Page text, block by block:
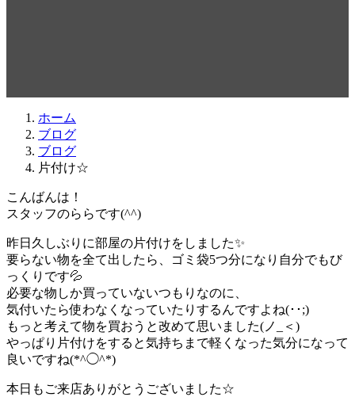
ホーム
ブログ
ブログ
片付け☆
こんばんは！
スタッフのららです(^^)
昨日久しぶりに部屋の片付けをしました✨
要らない物を全て出したら、ゴミ袋5つ分になり自分でもび
っくりです💦
必要な物しか買っていないつもりなのに、
気付いたら使わなくなっていたりするんですよね(･･;)
もっと考えて物を買おうと改めて思いました(ノ_＜)
やっぱり片付けをすると気持ちまで軽くなった気分になって
良いですね(*^◯^*)
本日もご来店ありがとうございました☆